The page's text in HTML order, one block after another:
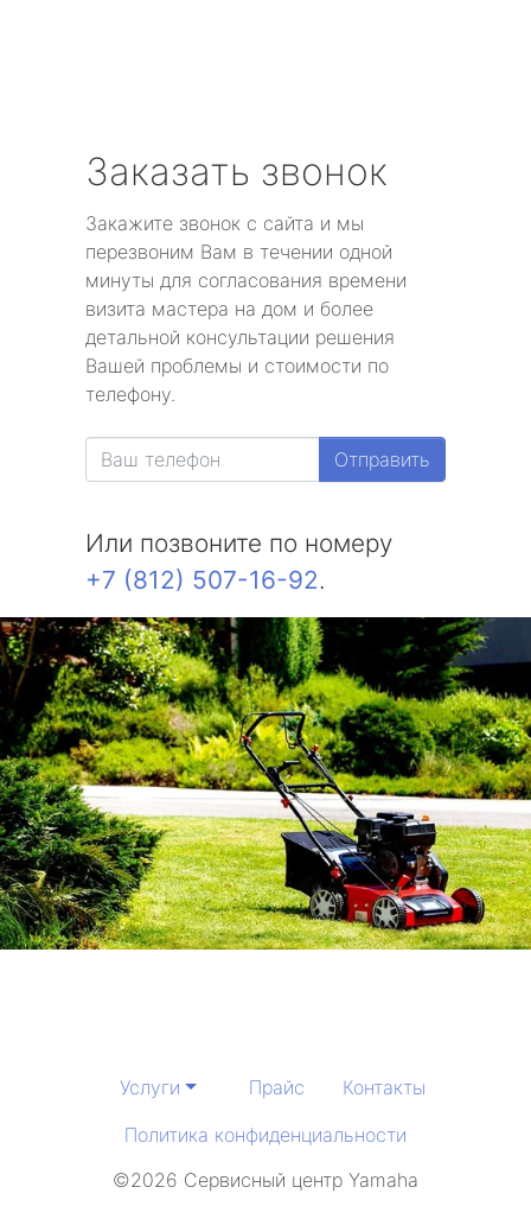
Заказать звонок
Закажите звонок с сайта и мы
перезвоним Вам в течении одной
минуты для согласования времени
визита мастера на дом и более
детальной консультации решения
Вашей проблемы и стоимости по
телефону.
Отправить
Или позвоните по номеру
+7 (812) 507-16-92.
Услуги Прайс
Контакты
Политика конфиденциальности
©2026 Сервисный центр Yamaha